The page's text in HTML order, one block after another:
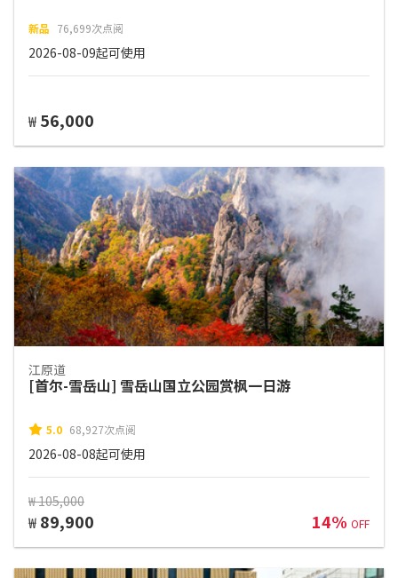
新品 76,699次点阅
2026-08-09起可使用
₩ 56,000
江原道
[首尔-雪岳山] 雪岳山国立公园赏枫一日游
5.0 68,927次点阅
2026-08-08起可使用
₩ 105,000
₩ 89,900 14% OFF